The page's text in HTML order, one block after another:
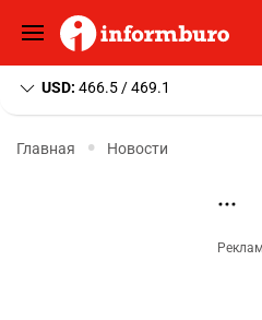
USD: 466.5 / 469.1
Главная Новости